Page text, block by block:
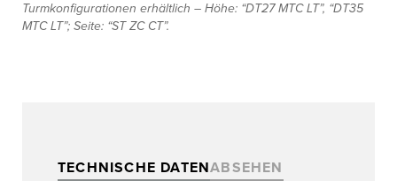
Turmkonfigurationen erhältlich – Höhe: “DT27 MTC LT”, “DT35
MTC LT”; Seite: “ST ZC CT”.
TECHNISCHE DATENABSEHEN